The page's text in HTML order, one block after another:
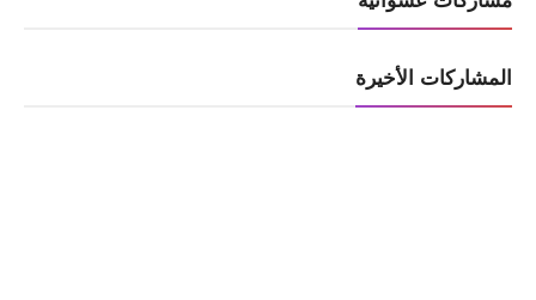
المشاركات الأخيرة